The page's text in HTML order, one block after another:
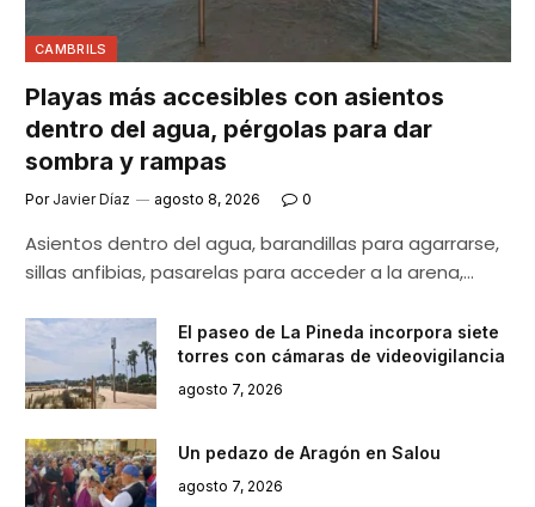
CAMBRILS
Playas más accesibles con asientos
dentro del agua, pérgolas para dar
sombra y rampas
Por Javier Díaz agosto 8, 2026 0
Asientos dentro del agua, barandillas para agarrarse,
sillas anfibias, pasarelas para acceder a la arena,…
El paseo de La Pineda incorpora siete
torres con cámaras de videovigilancia
agosto 7, 2026
Un pedazo de Aragón en Salou
agosto 7, 2026